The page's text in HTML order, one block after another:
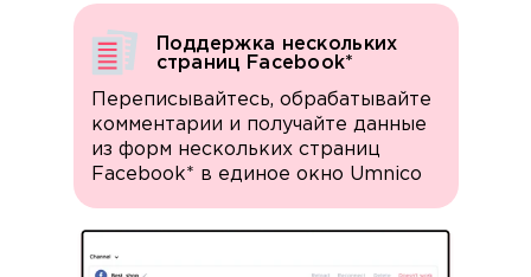
Поддержка нескольких
страниц Facebook*
Переписывайтесь, обрабатывайте
комментарии и получайте данные
из форм нескольких страниц
Facebook* в единое окно Umnico